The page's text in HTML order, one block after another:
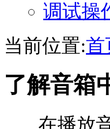
调试操
当前位置:首
了解音箱
在播放音